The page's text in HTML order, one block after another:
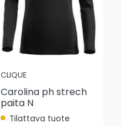
CLIQUE
Carolina ph strech
paita N
Tilattava tuote